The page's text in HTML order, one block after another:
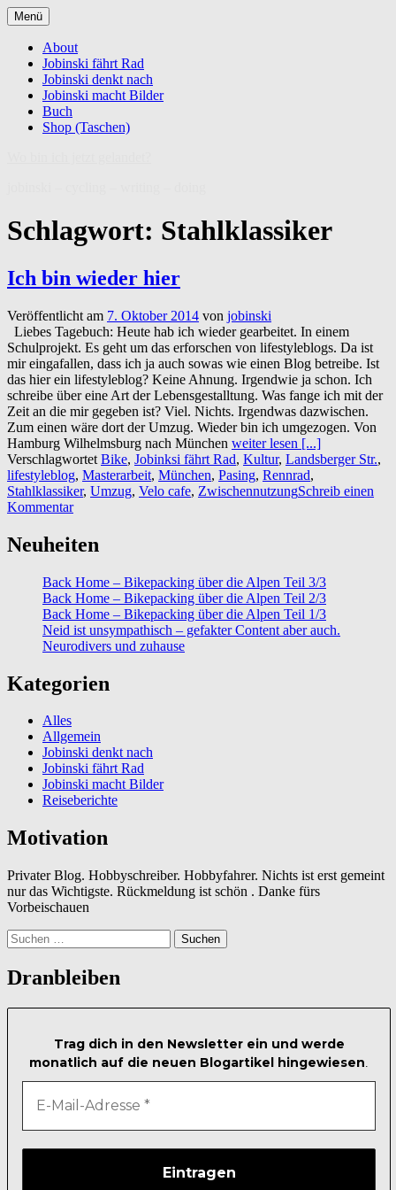
Zum
Inhalt
springen
Menü
About
Jobinski fährt Rad
Jobinski denkt nach
Jobinski macht Bilder
Buch
Shop (Taschen)
Schlagwort: Stahlklassiker
Ich bin wieder hier
Veröffentlicht am 7. Oktober 2014 von jobinski
Liebes Tagebuch: Heute hab ich wieder gearbeitet. In einem
Schulprojekt. Es geht um das erforschen von lifestyleblogs. Da ist
mir eingafallen, dass ich ja auch sowas wie einen Blog betreibe. Ist
das hier ein lifestyleblog? Keine Ahnung. Irgendwie ja schon. Ich
schreibe über eine Art der Lebensgestalltung. Was fange ich mit der
Zeit an die mir gegeben ist? Viel. Nichts. Irgendwas dazwischen.
Zum einen wäre dort der Umzug. Wieder bin ich umgezogen. Von
Hamburg Wilhelmsburg nach München weiter lesen [...]
Verschlagwortet Bike, Jobinksi fährt Rad, Kultur, Landsberger Str.,
lifestyleblog, Masterarbeit, München, Pasing, Rennrad,
Stahlklassiker, Umzug, Velo cafe, ZwischennutzungSchreib einen
Kommentar
Neuheiten
Back Home – Bikepacking über die Alpen Teil 3/3
Back Home – Bikepacking über die Alpen Teil 2/3
Back Home – Bikepacking über die Alpen Teil 1/3
Neid ist unsympathisch – gefakter Content aber auch.
Neurodivers und zuhause
Kategorien
Alles
Allgemein
Jobinski denkt nach
Jobinski fährt Rad
Jobinski macht Bilder
Reiseberichte
Motivation
Privater Blog. Hobbyschreiber. Hobbyfahrer. Nichts ist erst gemeint
nur das Wichtigste. Rückmeldung ist schön . Danke fürs
Vorbeischauen
Suchen
nach:
Dranbleiben
Trag dich in den Newsletter ein und werde
monatlich auf die neuen Blogartikel hingewiesen.